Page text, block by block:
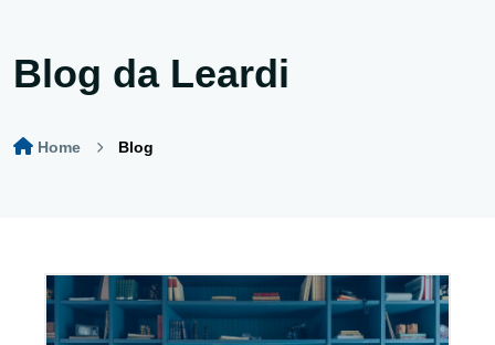
Blog da Leardi
Home Blog